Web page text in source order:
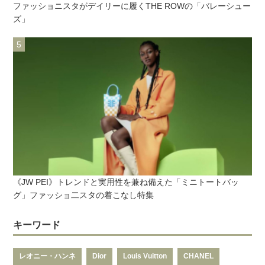
ファッショニスタがデイリーに履くTHE ROWの「バレーシュー
ズ」
《JW PEI》トレンドと実用性を兼ね備えた「ミニトートバッ
グ」ファッショ二スタの着こなし特集
キーワード
レオニー・ハンネ Dior Louis Vuitton CHANEL